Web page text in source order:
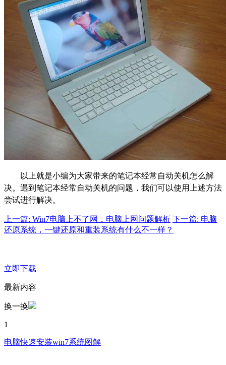
以上就是小编为大家带来的笔记本经常自动关机怎么解
决。遇到笔记本经常自动关机的问题，我们可以使用上述方法
尝试进行解决。
上一篇: Win7电脑上不了网，电脑上网问题解析 下一篇: 电脑
还原系统，一键还原和重装系统有什么不一样？
立即下载
最新内容
换一换
1
电脑快速安装win7系统图解